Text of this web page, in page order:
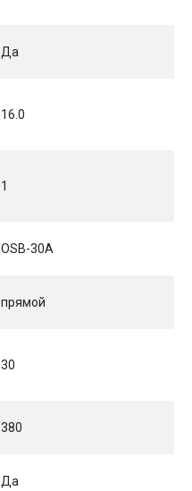
Да
16.0
1
OSB-30A
прямой
30
380
Да